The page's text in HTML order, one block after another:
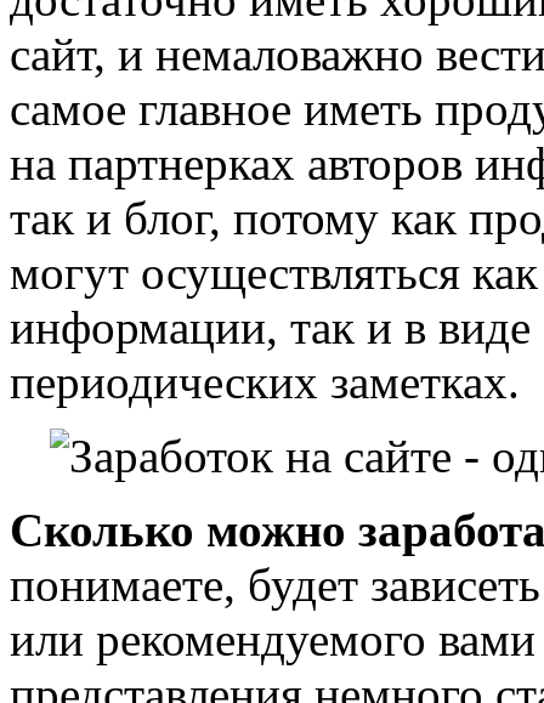
сайт, и немаловажно
самое главное иметь
на партнерках авторов
так и блог, потому как
могут осуществляться
информации, так и в виде
периодических заметках.
Сколько можно
понимаете, будет
или рекомендуемого